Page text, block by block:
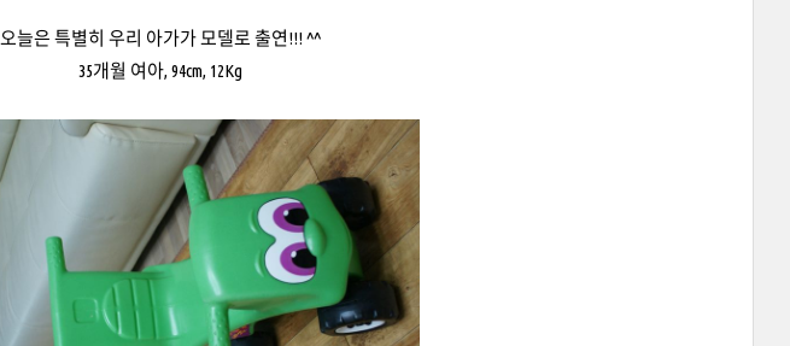
오늘은 특별히 우리 아가가 모델로 출연!!! ^^
35개월 여아, 94cm, 12Kg